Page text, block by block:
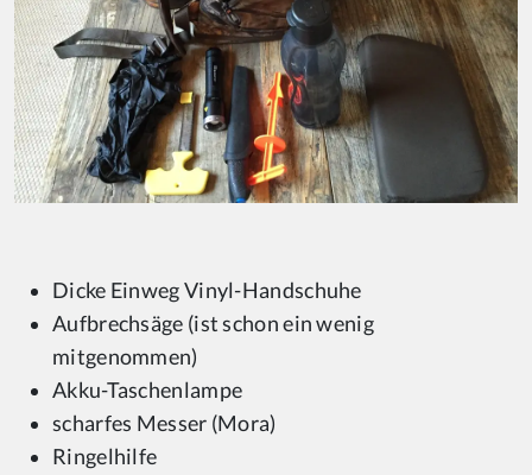
Dicke Einweg Vinyl-Handschuhe
Aufbrechsäge (ist schon ein wenig
mitgenommen)
Akku-Taschenlampe
scharfes Messer (Mora)
Ringelhilfe